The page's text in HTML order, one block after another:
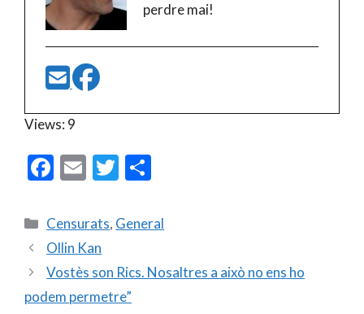
perdre mai!
Views: 9
F
e
b
o
o
E
ai
l
T
itt m
ar
Categories
Censurats, General
Ollin Kan
Vostès son Rics. Nosaltres a això no ens ho
podem permetre”